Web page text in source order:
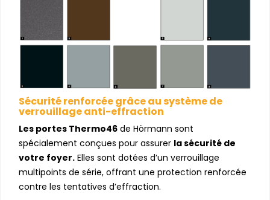
Sécurité renforcée grâce au système de
verrouillage anti-effraction
Les portes Thermo46 de Hörmann sont
spécialement conçues pour assurer la sécurité de
votre foyer. Elles sont dotées d’un verrouillage
multipoints de série, offrant une protection renforcée
contre les tentatives d’effraction.